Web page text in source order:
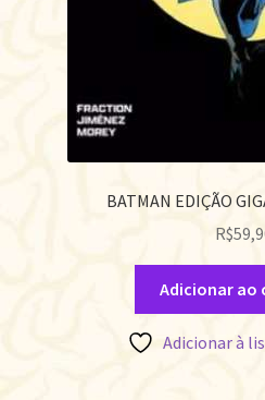
BATMAN EDIÇÃO
R$
Adicionar ao
Adicionar à